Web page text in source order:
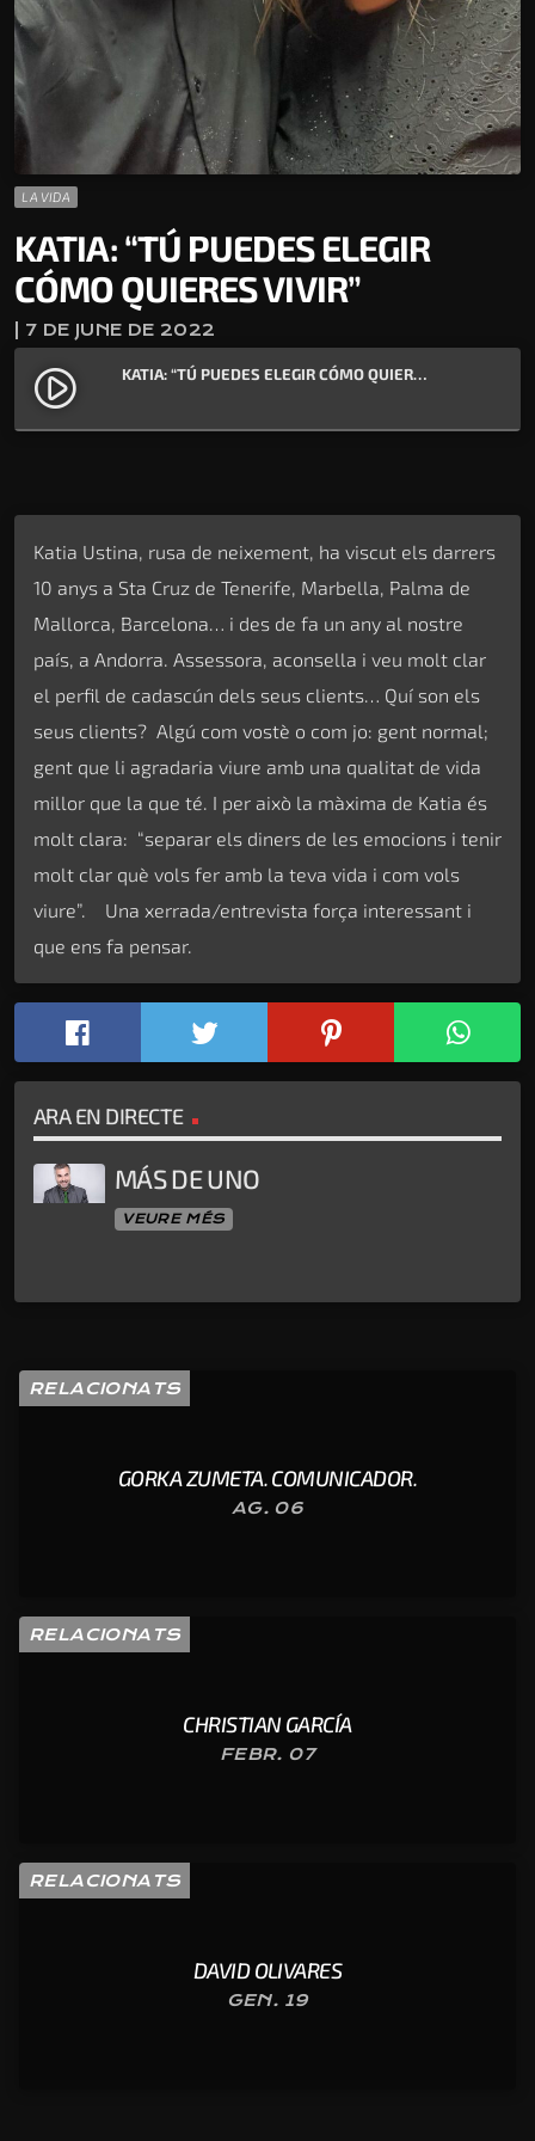
LA VIDA
KATIA: “TÚ PUEDES ELEGIR
CÓMO QUIERES VIVIR”
| 7 DE JUNE DE 2022
play_circle_filled KATIA: “TÚ PUEDES ELEGIR CÓMO QUIERES VIVIR”
Katia Ustina, rusa de neixement, ha viscut els darrers
10 anys a Sta Cruz de Tenerife, Marbella, Palma de
Mallorca, Barcelona… i des de fa un any al nostre
país, a Andorra. Assessora, aconsella i veu molt clar
el perfil de cadascún dels seus clients… Quí son els
seus clients? Algú com vostè o com jo: gent normal;
gent que li agradaria viure amb una qualitat de vida
millor que la que té. I per això la màxima de Katia és
molt clara: “separar els diners de les emocions i tenir
molt clar què vols fer amb la teva vida i com vols
viure”. Una xerrada/entrevista força interessant i
que ens fa pensar.
ARA EN DIRECTE
MÁS DE UNO
VEURE MÉS
RELACIONATS
GORKA ZUMETA. COMUNICADOR.
AG. 06
RELACIONATS
CHRISTIAN GARCÍA
FEBR. 07
RELACIONATS
DAVID OLIVARES
GEN. 19